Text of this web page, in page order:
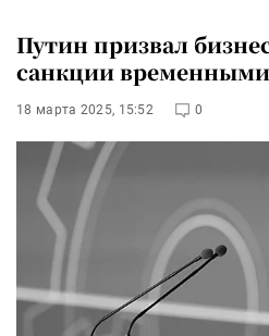
Путин призвал
санкции временными
18 марта 2025, 15:52 0